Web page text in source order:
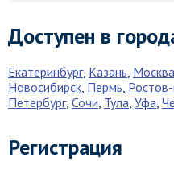
Доступен в
Екатеринбург, Казань, Москва
Новосибирск, Пермь,
Петербург, Сочи, Тула, Уфа,
Регистрация